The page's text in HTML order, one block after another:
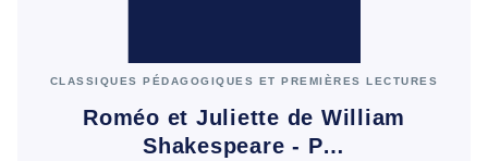
CLASSIQUES PÉDAGOGIQUES ET PREMIÈRES LECTURES
Roméo et Juliette de William
Shakespeare - P…